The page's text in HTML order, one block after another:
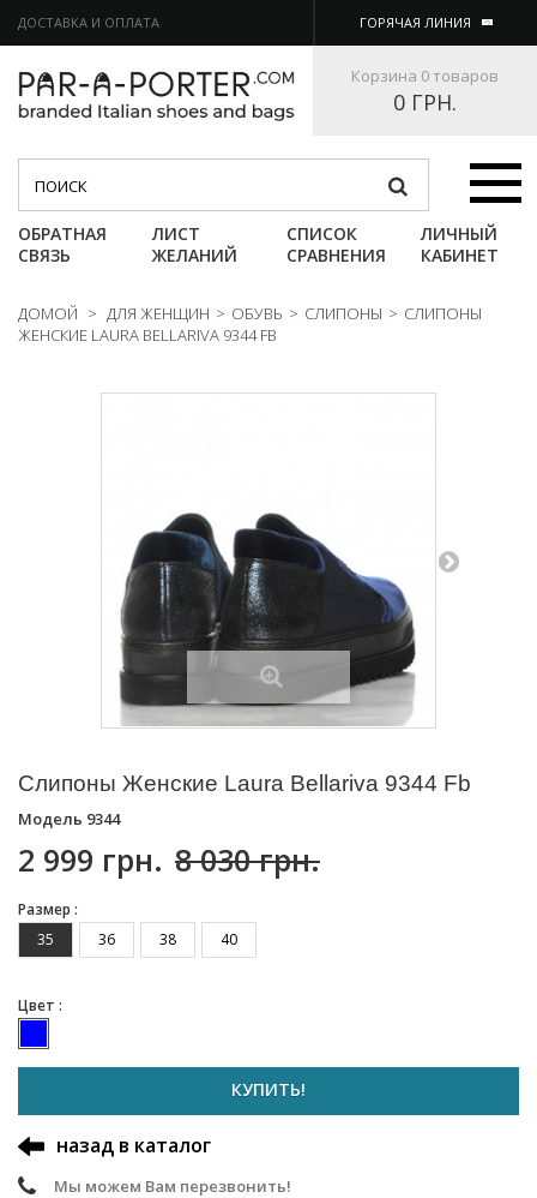
ДОСТАВКА И ОПЛАТА ГОРЯЧАЯ ЛИНИЯ
Корзина 0 товаров
0 ГРН.
Категории
ОБРАТНАЯ
СВЯЗЬ
ЛИСТ
ЖЕЛАНИЙ
СПИСОК
СРАВНЕНИЯ
ЛИЧНЫЙ
КАБИНЕТ
ДОМОЙ > ДЛЯ ЖЕНЩИН > ОБУВЬ > СЛИПОНЫ > СЛИПОНЫ
ЖЕНСКИЕ LAURA BELLARIVA 9344 FB
Слипоны Женские Laura Bellariva 9344 Fb
Модель 9344
2 999 грн. 8 030 грн.
Размер :
35
36 38 40
Цвет :
КУПИТЬ!
назад в каталог
Мы можем Вам перезвонить!